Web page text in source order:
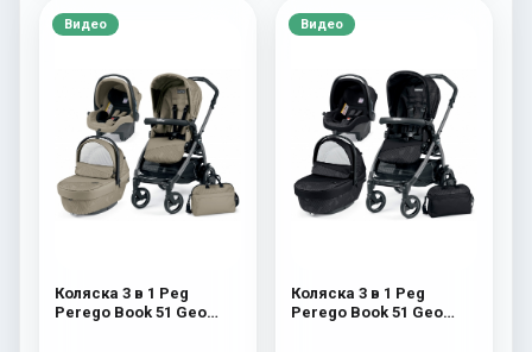
Видео
Коляска 3 в 1 Peg
Perego Book 51 Geo
Видео
Коляска 3 в 1 Peg
Perego Book 51 Geo